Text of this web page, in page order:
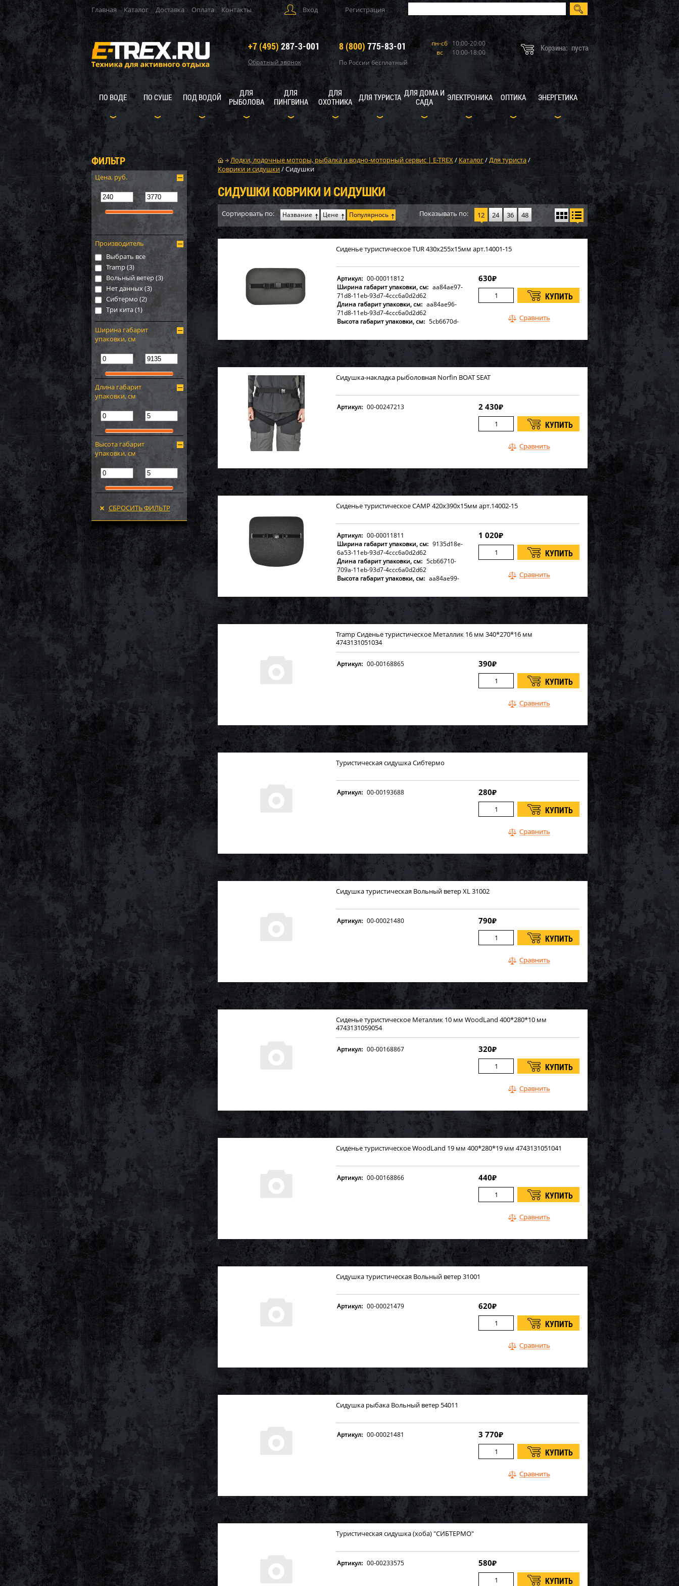
Главная Каталог Доставка Оплата Контакты Вход Регистрация
+7 (495) 287-3-001
Обратный звонок
8 (800) 775-83-01
По России бесплатный
пн-сб 10:00-20:00
вс
10:00-18:00 Корзина: пуста
ПО ВОДЕ ПО СУШЕ ПОД ВОДОЙ
ДЛЯ
РЫБОЛОВА
ДЛЯ
ПИНГВИНА
ДЛЯ
ОХОТНИКА
ДЛЯ ТУРИСТА ДЛЯ ДОМА И
САДА
ЭЛЕКТРОНИКА ОПТИКА ЭНЕРГЕТИКА
ФИЛЬТР
Цена, руб.
Производитель
Выбрать все
Tramp (3)
Вольный ветер (3)
Нет данных (3)
Сибтермо (2)
Три кита (1)
Ширина габарит
упаковки, см
Длина габарит
упаковки, см
Высота габарит
упаковки, см
СБРОСИТЬ ФИЛЬТР
Лодки, лодочные моторы, рыбалка и водно-моторный сервис | E-TREX/ Каталог/Для туриста/
Коврики и сидушки/Сидушки
СИДУШКИ КОВРИКИ И СИДУШКИ
Сортировать по: Название Цене Популярнось Показывать по: 12 24 36 48
Сиденье туристическое TUR 430х255х15мм арт.14001-15
Артикул: 00-00011812
Ширина габарит упаковки, см: aa84ae97-
71d8-11eb-93d7-4ccc6a0d2d62
Длина габарит упаковки, см: aa84ae96-
71d8-11eb-93d7-4ccc6a0d2d62
Высота габарит упаковки, см: 5cb6670d-
Вес брутто с упаковкой, кг: f9596d20-6d48-
11eb-93d7-4ccc6a0d2d62
630₽
Сидушка-накладка рыболовная Norfin BOAT SEAT
Артикул: 00-00247213 2 430₽
Сиденье туристическое CAMP 420х390х15мм арт.14002-15
Артикул: 00-00011811
Ширина габарит упаковки, см: 9135d18e-
6a53-11eb-93d7-4ccc6a0d2d62
Длина габарит упаковки, см: 5cb66710-
709a-11eb-93d7-4ccc6a0d2d62
Высота габарит упаковки, см: aa84ae99-
Вес брутто с упаковкой, кг: cf24c682-6d47-
11eb-93d7-4ccc6a0d2d62
1 020₽
Tramp Сиденье туристическое Металлик 16 мм 340*270*16 мм
4743131051034
Артикул: 00-00168865 390₽
Туристическая сидушка Сибтермо
Артикул: 00-00193688 280₽
Сидушка туристическая Вольный ветер XL 31002
Артикул: 00-00021480 790₽
Сиденье туристическое Металлик 10 мм WoodLand 400*280*10 мм
4743131059054
Артикул: 00-00168867 320₽
Сиденье туристическое WoodLand 19 мм 400*280*19 мм 4743131051041
Артикул: 00-00168866 440₽
Сидушка туристическая Вольный ветер 31001
Артикул: 00-00021479 620₽
Сидушка рыбака Вольный ветер 54011
Артикул: 00-00021481 3 770₽
Туристическая сидушка (хоба) "СИБТЕРМО"
Артикул: 00-00233575 580₽